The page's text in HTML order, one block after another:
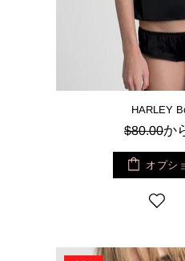
HARLEY
$80.00か
オプシ